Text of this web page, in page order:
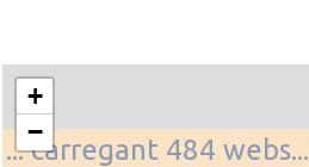
... carregant 484
+
−